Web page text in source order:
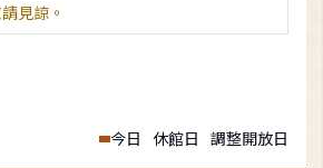
見諒。
今日 休館日 調整開放日